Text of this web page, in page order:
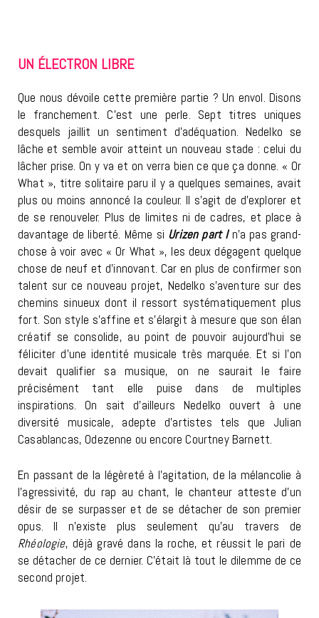
UN ÉLECTRON LIBRE
Que nous dévoile cette première partie ? Un envol. Disons
le franchement. C’est une perle. Sept titres uniques
desquels jaillit un sentiment d’adéquation. Nedelko se
lâche et semble avoir atteint un nouveau stade : celui du
lâcher prise. On y va et on verra bien ce que ça donne. « Or
What », titre solitaire paru il y a quelques semaines, avait
plus ou moins annoncé la couleur. Il s’agit de d’explorer et
de se renouveler. Plus de limites ni de cadres, et place à
davantage de liberté. Même si Urizen part In’a pas grand-
chose à voir avec « Or What », les deux dégagent quelque
chose de neuf et d’innovant. Car en plus de confirmer son
talent sur ce nouveau projet, Nedelko s’aventure sur des
chemins sinueux dont il ressort systématiquement plus
fort. Son style s’affine et s’élargit à mesure que son élan
créatif se consolide, au point de pouvoir aujourd’hui se
féliciter d’une identité musicale très marquée. Et si l’on
devait qualifier sa musique, on ne saurait le faire
précisément tant elle puise dans de multiples
inspirations. On sait d’ailleurs Nedelko ouvert à une
diversité musicale, adepte d’artistes tels que Julian
Casablancas, Odezenne ou encore Courtney Barnett.
En passant de la légèreté à l’agitation, de la mélancolie à
l’agressivité, du rap au chant, le chanteur atteste d’un
désir de se surpasser et de se détacher de son premier
opus. Il n’existe plus seulement qu’au travers de
Rhéologie, déjà gravé dans la roche, et réussit le pari de
se détacher de ce dernier. C’était là tout le dilemme de ce
second projet.